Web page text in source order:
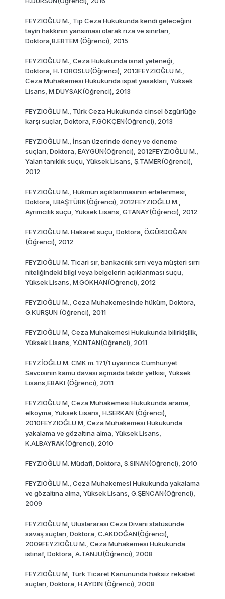
FEYZlOĞLU M., Tıp Ceza Hukukunda kendi geleceğini
tayin hakkının yansıması olarak rıza ve sınırları,
Doktora,B.ERTEM (Öğrenci), 2015
FEYZlOĞLU M., Ceza Hukukunda isnat yeteneği,
Doktora, H.TOROSLU(Öğrenci), 2013FEYZIOĞLU M.,
Ceza Muhakemesi Hukukunda ispat yasakları, Yüksek
Lisans, M.DUYSAK(Öğrenci), 2013
FEYZlOĞLU M., Türk Ceza Hukukunda cinsel özgürlüğe
karşı suçlar, Doktora, F.GÖKÇEN(Öğrenci), 2013
FEYZIOĞLU M., İnsan üzerinde deney ve deneme
suçları, Doktora, EAYGÜN(Öğrenci), 2012FEYZlOĞLU M.,
Yalan tanıklık suçu, Yüksek Lisans, Ş.TAMER(Öğrenci),
2012
FEYZIOĞLU M., Hükmün açıklanmasının ertelenmesi,
Doktora, I.BAŞTÜRK(Öğrenci), 2012FEYZIOĞLU M.,
Ayrımcılık suçu, Yüksek Lisans, GTANAY(Öğrenci), 2012
FEYZlOĞLU M. Hakaret suçu, Doktora, Ö.GÜRDOĞAN
(Öğrenci), 2012
FEYZlOĞLU M. Ticari sır, bankacılık sırrı veya müşteri sırrı
niteliğindeki bilgi veya belgelerin açıklanması suçu,
Yüksek Lisans, M.GÖKHAN(Öğrenci), 2012
FEYZIOĞLU M., Ceza Muhakemesinde hüküm, Doktora,
G.KURŞUN (Öğrenci), 2011
FEYZlOĞLU M, Ceza Muhakemesi Hukukunda bilirkişilik,
Yüksek Lisans, Y.ÖNTAN(Öğrenci), 2011
FEYZİOĞLU M. CMK m. 171/1 uyarınca Cumhuriyet
Savcısının kamu davası açmada takdir yetkisi, Yüksek
Lisans,EBAKI (Öğrenci), 2011
FEYZIOĞLU M, Ceza Muhakemesi Hukukunda arama,
elkoyma, Yüksek Lisans, H.SERKAN (Öğrenci),
2010FEYZlOĞLU M, Ceza Muhakemesi Hukukunda
yakalama ve gözaltına alma, Yüksek Lisans,
K.ALBAYRAK(Öğrenci), 2010
FEYZIOĞLU M. Müdafi, Doktora, S.SINAN(Öğrenci), 2010
FEYZlOĞLU M., Ceza Muhakemesi Hukukunda yakalama
ve gözaltına alma, Yüksek Lisans, G.ŞENCAN(Öğrenci),
2009
FEYZlOĞLU M, Uluslararası Ceza Divanı statüsünde
savaş suçları, Doktora, C.AKDOĞAN(Öğrenci),
2009FEYZIOĞLU M., Ceza Muhakemesi Hukukunda
istinaf, Doktora, A.TANJU(Öğrenci), 2008
FEYZlOĞLU M, Türk Ticaret Kanununda haksız rekabet
suçları, Doktora, H.AYDIN (Öğrenci), 2008